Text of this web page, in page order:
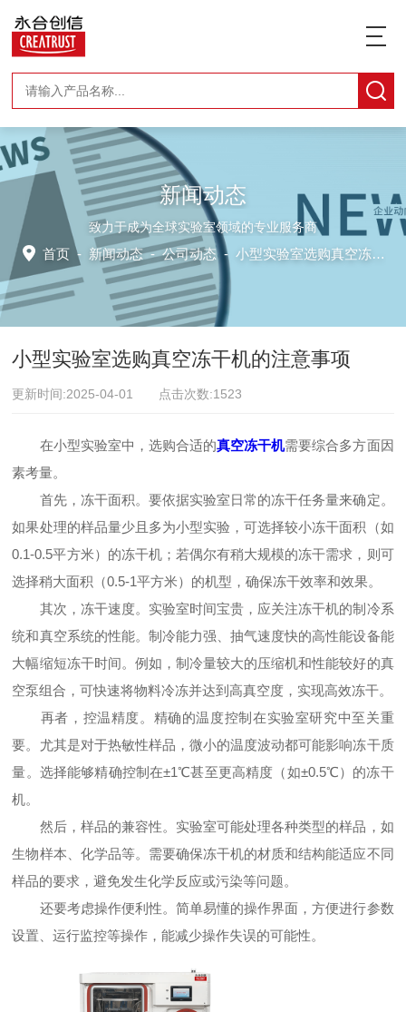
新闻动态
致力于成为全球实验室领域的专业服务商
首页 - 新闻动态-公司动态 -小型实验室选购真空冻干机的注意事项
小型实验室选购真空冻干机的注意事项
更新时间:2025-04-01 点击次数:1523
在小型实验室中，选购合适的真空冻干机需要综合多方面因
素考量。
首先，冻干面积。要依据实验室日常的冻干任务量来确定。
如果处理的样品量少且多为小型实验，可选择较小冻干面积（如
0.1-0.5平方米）的冻干机；若偶尔有稍大规模的冻干需求，则可
选择稍大面积（0.5-1平方米）的机型，确保冻干效率和效果。
其次，冻干速度。实验室时间宝贵，应关注冻干机的制冷系
统和真空系统的性能。制冷能力强、抽气速度快的高性能设备能
大幅缩短冻干时间。例如，制冷量较大的压缩机和性能较好的真
空泵组合，可快速将物料冷冻并达到高真空度，实现高效冻干。
再者，控温精度。精确的温度控制在实验室研究中至关重
要。尤其是对于热敏性样品，微小的温度波动都可能影响冻干质
量。选择能够精确控制在±1℃甚至更高精度（如±0.5℃）的冻干
机。
然后，样品的兼容性。实验室可能处理各种类型的样品，如
生物样本、化学品等。需要确保冻干机的材质和结构能适应不同
样品的要求，避免发生化学反应或污染等问题。
还要考虑操作便利性。简单易懂的操作界面，方便进行参数
设置、运行监控等操作，能减少操作失误的可能性。